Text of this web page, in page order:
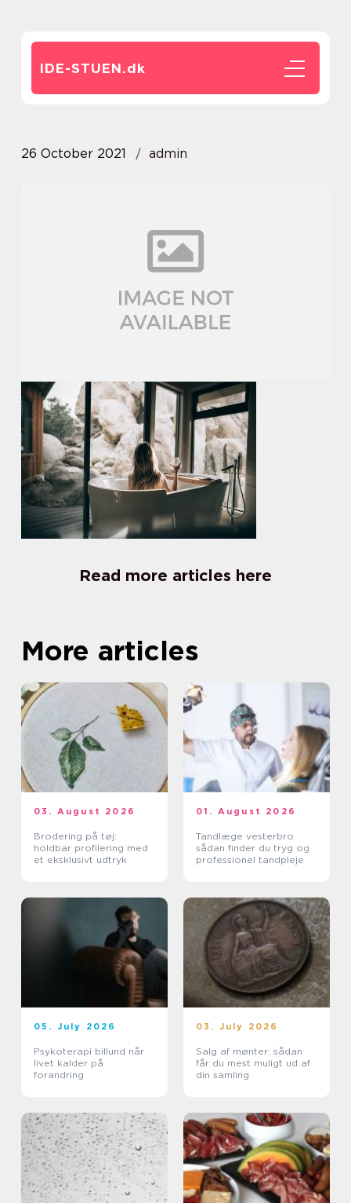
IDE-STUEN.dk
26 October 2021 admin
Read more articles here
More articles
03. August 2026
Brodering på tøj:
holdbar profilering med
et eksklusivt udtryk
01. August 2026
Tandlæge vesterbro
sådan finder du tryg og
professionel tandpleje
05. July 2026
Psykoterapi billund når
livet kalder på
forandring
03. July 2026
Salg af mønter: sådan
får du mest muligt ud af
din samling